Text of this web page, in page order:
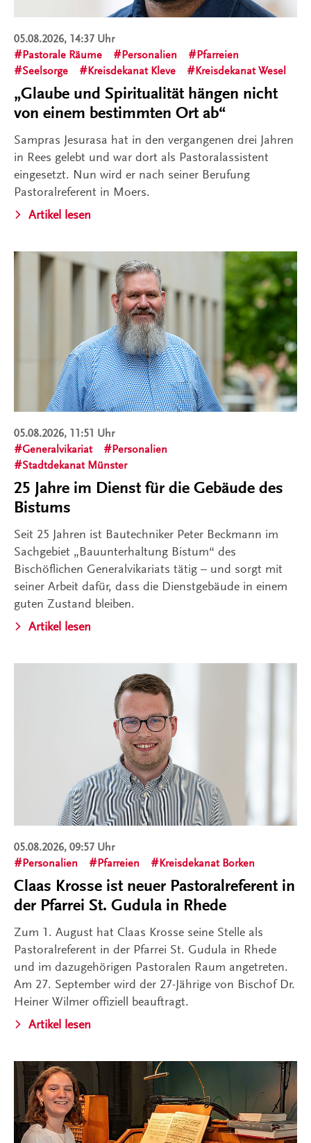
05.08.2026, 14:37 Uhr
Pastorale Räume
Personalien
Pfarreien
Seelsorge
Kreisdekanat Kleve Kreisdekanat Wesel
„Glaube und Spiritualität hängen nicht
von einem bestimmten Ort ab“
Sampras Jesurasa hat in den vergangenen drei Jahren
in Rees gelebt und war dort als Pastoralassistent
eingesetzt. Nun wird er nach seiner Berufung
Pastoralreferent in Moers.
Artikel lesen
05.08.2026, 11:51 Uhr
Generalvikariat
Personalien
Stadtdekanat Münster
25 Jahre im Dienst für die Gebäude des
Bistums
Seit 25 Jahren ist Bautechniker Peter Beckmann im
Sachgebiet „Bauunterhaltung Bistum“ des
Bischöflichen Generalvikariats tätig – und sorgt mit
seiner Arbeit dafür, dass die Dienstgebäude in einem
guten Zustand bleiben.
Artikel lesen
05.08.2026, 09:57 Uhr
Personalien
Pfarreien Kreisdekanat Borken
Claas Krosse ist neuer Pastoralreferent in
der Pfarrei St. Gudula in Rhede
Zum 1. August hat Claas Krosse seine Stelle als
Pastoralreferent in der Pfarrei St. Gudula in Rhede
und im dazugehörigen Pastoralen Raum angetreten.
Am 27. September wird der 27-Jährige von Bischof Dr.
Heiner Wilmer offiziell beauftragt.
Artikel lesen